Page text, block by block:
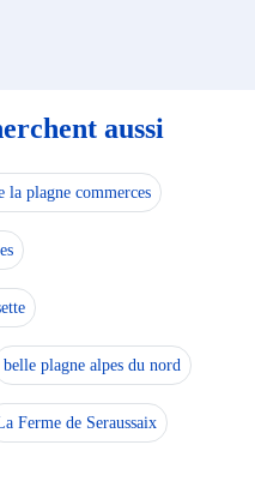
aussi
la plagne commerces
belle plagne alpes du nord
Ferme de Seraussaix